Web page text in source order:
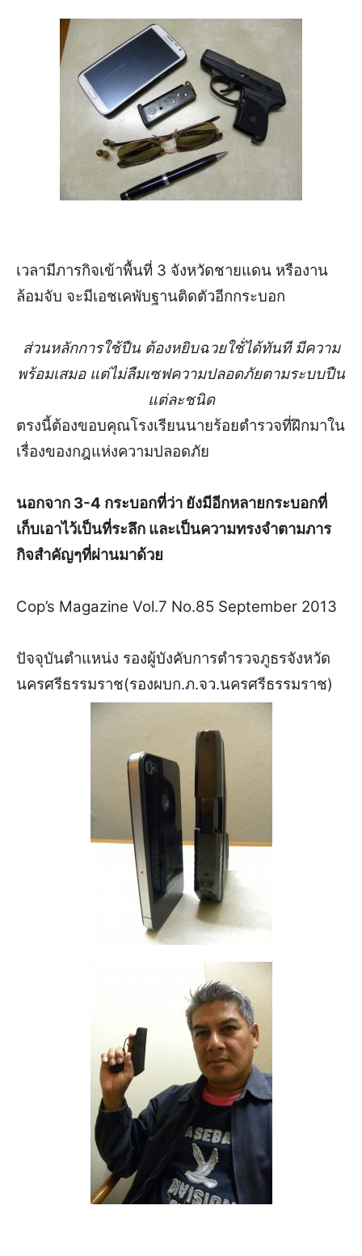
เวลามีภารกิจเข้าพื้นที่ 3 จังหวัดชายแดน หรืองาน
ล้อมจับ จะมีเอชเคพับฐานติดตัวอีกกระบอก
ส่วนหลักการใช้ปืน ต้องหยิบฉวยใช้่ได้ทันที มีความ
พร้อมเสมอ แต่ไม่ลืมเซฟความปลอดภัยตามระบบปืน
แต่ละชนิด
ตรงนี้ต้องขอบคุณโรงเรียนนายร้อยตำรวจที่ฝึกมาใน
เรื่องของกฎแห่งความปลอดภัย
นอกจาก 3-4 กระบอกที่ว่า ยังมีอีกหลายกระบอกที่
เก็บเอาไว้เป็นที่ระลึก และเป็นความทรงจำตามภาร
กิจสำคัญๆที่ผ่านมาด้วย
Cop’s Magazine Vol.7 No.85 September 2013
ปัจจุบันตำแหน่ง รองผู้บังคับการตำรวจภูธรจังหวัด
นครศรีธรรมราช(รองผบก.ภ.จว.นครศรีธรรมราช)